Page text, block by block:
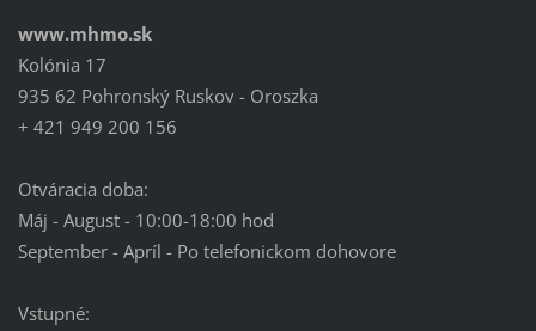
www.mhmo.sk
Kolónia 17
935 62 Pohronský Ruskov - Oroszka
+ 421 949 200 156
Otváracia doba:
Máj - August - 10:00-18:00 hod
September - Apríl - Po telefonickom dohovore
Vstupné: